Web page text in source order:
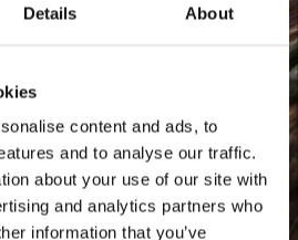
Details About
content and ads, to
and to analyse our traffic.
about your use of our site with
and analytics partners who
information that you’ve